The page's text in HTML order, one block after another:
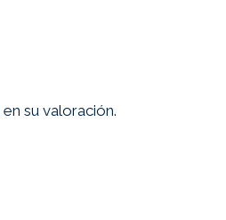
su valoración.